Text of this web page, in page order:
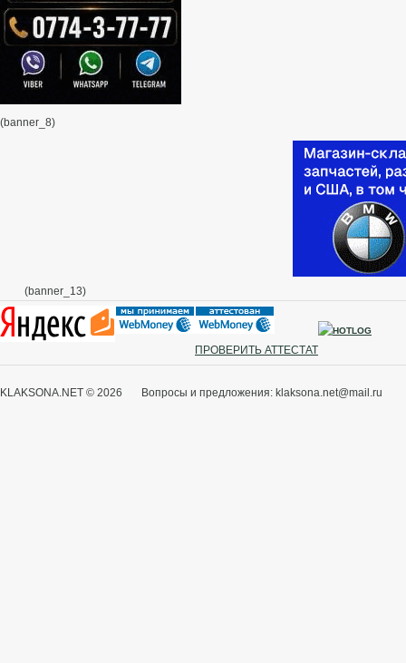
(banner_8)
(banner_13)
ПРОВЕРИТЬ АТТЕСТАТ
KLAKSONA.NET © 2026 Вопросы и предложения: klaksona.net@mail.ru